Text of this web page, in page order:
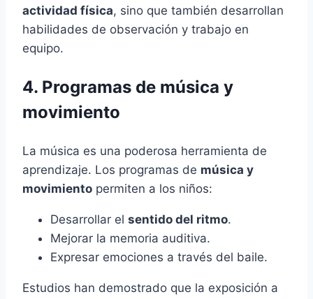
actividad física, sino que también desarrollan
habilidades de observación y trabajo en
equipo.
4. Programas de música y
movimiento
La música es una poderosa herramienta de
aprendizaje. Los programas de música y
movimiento permiten a los niños:
Desarrollar el sentido del ritmo.
Mejorar la memoria auditiva.
Expresar emociones a través del baile.
Estudios han demostrado que la exposición a